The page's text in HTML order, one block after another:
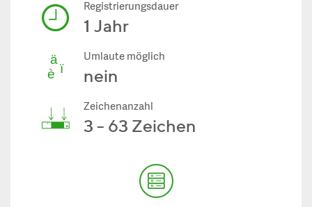
Registrierungsdauer
1 Jahr
Umlaute möglich
nein
Zeichenanzahl
3 - 63 Zeichen